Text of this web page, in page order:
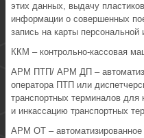
этих данных, выдачу
информации о совершенных
запись на карты
ККМ – контрольно-кассовая
АРМ ПТП/ АРМ ДП –
оператора ПТП или
транспортных терминалов
и инкассацию транспортных
АРМ ОТ – автоматизированное